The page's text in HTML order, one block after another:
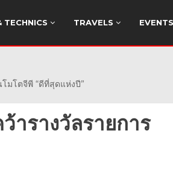
TECHNICS TRAVELS EVENTS
มโตจีพี “ดีที่สุดแห่งปี”
รางวัลรายการ